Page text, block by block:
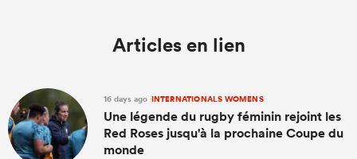
Articles en lien
16 days ago INTERNATIONALS WOMENS
Une légende du rugby féminin rejoint les
Red Roses jusqu'à la prochaine Coupe du
monde